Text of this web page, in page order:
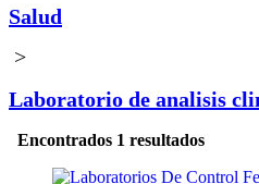
Salud
>
Laboratorio de analisis
Encontrados 1 resultados